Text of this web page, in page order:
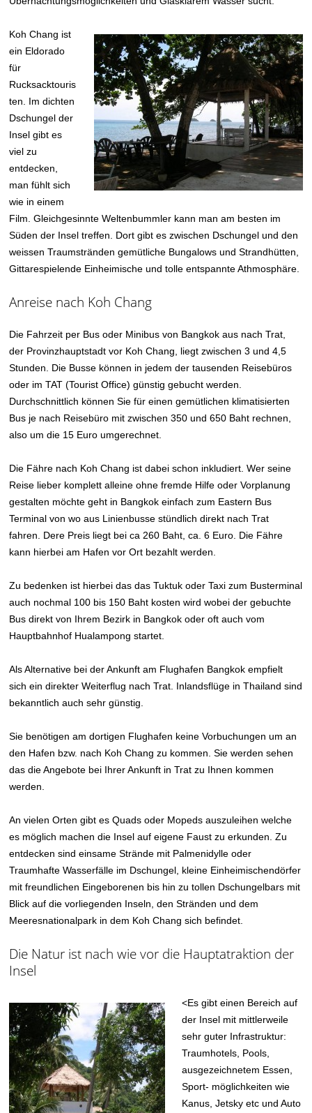
Koh Chang ist
ein Eldorado
für
Rucksacktouris
ten. Im dichten
Dschungel der
Insel gibt es
viel zu
entdecken,
man fühlt sich
wie in einem
Film. Gleichgesinnte Weltenbummler kann man am besten im
Süden der Insel treffen. Dort gibt es zwischen Dschungel und den
weissen Traumstränden gemütliche Bungalows und Strandhütten,
Gittarespielende Einheimische und tolle entspannte Athmosphäre.
Anreise nach Koh Chang
Die Fahrzeit per Bus oder Minibus von Bangkok aus nach Trat,
der Provinzhauptstadt vor Koh Chang, liegt zwischen 3 und 4,5
Stunden. Die Busse können in jedem der tausenden Reisebüros
oder im TAT (Tourist Office) günstig gebucht werden.
Durchschnittlich können Sie für einen gemütlichen klimatisierten
Bus je nach Reisebüro mit zwischen 350 und 650 Baht rechnen,
also um die 15 Euro umgerechnet.
Die Fähre nach Koh Chang ist dabei schon inkludiert. Wer seine
Reise lieber komplett alleine ohne fremde Hilfe oder Vorplanung
gestalten möchte geht in Bangkok einfach zum Eastern Bus
Terminal von wo aus Linienbusse stündlich direkt nach Trat
fahren. Dere Preis liegt bei ca 260 Baht, ca. 6 Euro. Die Fähre
kann hierbei am Hafen vor Ort bezahlt werden.
Zu bedenken ist hierbei das das Tuktuk oder Taxi zum Busterminal
auch nochmal 100 bis 150 Baht kosten wird wobei der gebuchte
Bus direkt von Ihrem Bezirk in Bangkok oder oft auch vom
Hauptbahnhof Hualampong startet.
Als Alternative bei der Ankunft am Flughafen Bangkok empfielt
sich ein direkter Weiterflug nach Trat. Inlandsflüge in Thailand sind
bekanntlich auch sehr günstig.
Sie benötigen am dortigen Flughafen keine Vorbuchungen um an
den Hafen bzw. nach Koh Chang zu kommen. Sie werden sehen
das die Angebote bei Ihrer Ankunft in Trat zu Ihnen kommen
werden.
An vielen Orten gibt es Quads oder Mopeds auszuleihen welche
es möglich machen die Insel auf eigene Faust zu erkunden. Zu
entdecken sind einsame Strände mit Palmenidylle oder
Traumhafte Wasserfälle im Dschungel, kleine Einheimischendörfer
mit freundlichen Eingeborenen bis hin zu tollen Dschungelbars mit
Blick auf die vorliegenden Inseln, den Stränden und dem
Meeresnationalpark in dem Koh Chang sich befindet.
Die Natur ist nach wie vor die Hauptatraktion der
Insel
<Es gibt einen Bereich auf
der Insel mit mittlerweile
sehr guter Infrastruktur:
Traumhotels, Pools,
ausgezeichnetem Essen,
Sport- möglichkeiten wie
Kanus, Jetsky etc und Auto